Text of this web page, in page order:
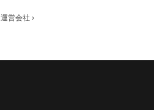
運営会社 ›